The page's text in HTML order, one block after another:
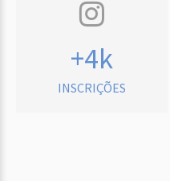
+4k
INSCRIÇÕES